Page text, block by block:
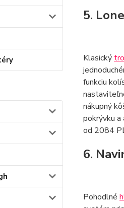
5.
Klasický
funkciu
nákupný
pokrývku a
od 2084
6.
Pohodlné